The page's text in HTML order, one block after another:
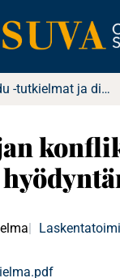
Pro gradu -tutkielmat ja diplomityöt